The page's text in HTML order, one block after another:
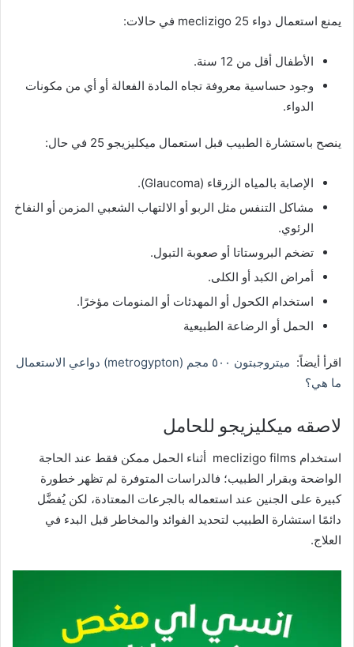
يمنع استعمال دواء meclizigo 25 في حالات:
الأطفال أقل من 12 سنة.
وجود حساسية معروفة تجاه المادة الفعالة أو أي من مكونات
الدواء.
ينصح باستشارة الطبيب قبل استعمال ميكليزيجو 25 في حال:
الإصابة بالمياه الزرقاء (Glaucoma).
مشاكل التنفس مثل الربو أو الالتهاب الشعبي المزمن أو النفاخ
الرئوي.
تضخم البروستاتا أو صعوبة التبول.
أمراض الكبد أو الكلى.
استخدام الكحول أو المهدئات أو المنومات مؤخرًا.
الحمل أو الرضاعة الطبيعية
اقرأ أيضاً:
ميتروجبتون ٥٠٠ مجم (metrogypton) دواعي الاستعمال
ما هي؟
لاصقه ميكليزيجو للحامل
استخدام meclizigo films أثناء الحمل ممكن فقط عند الحاجة
الواضحة وبقرار الطبيب؛ فالدراسات المتوفرة لم تظهر خطورة
كبيرة على الجنين عند استعماله بالجرعات المعتادة، لكن يُفضَّل
دائمًا استشارة الطبيب لتحديد الفوائد والمخاطر قبل البدء في
العلاج.